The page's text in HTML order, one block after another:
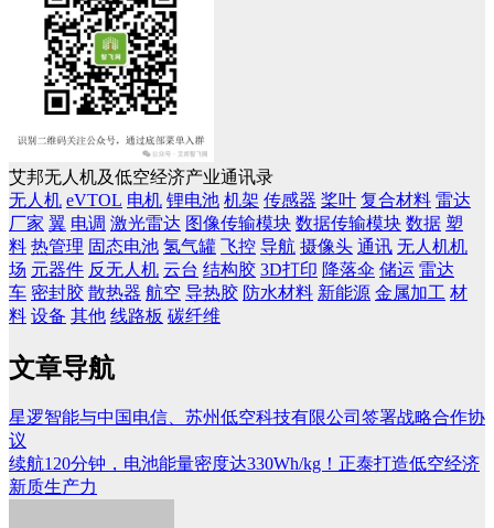
艾邦无人机及低空经济产业通讯录
无人机 eVTOL 电机 锂电池 机架 传感器 桨叶 复合材料 雷达
厂家 翼 电调 激光雷达 图像传输模块 数据传输模块 数据 塑
料 热管理 固态电池 氢气罐 飞控 导航 摄像头 通讯 无人机机
场 元器件 反无人机 云台 结构胶 3D打印 降落伞 储运 雷达
车 密封胶 散热器 航空 导热胶 防水材料 新能源 金属加工 材
料 设备 其他 线路板 碳纤维
文章导航
星逻智能与中国电信、苏州低空科技有限公司签署战略合作协
议
续航120分钟，电池能量密度达330Wh/kg！正泰打造低空经济
新质生产力